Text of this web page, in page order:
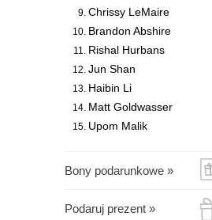
Chrissy LeMaire
Brandon Abshire
Rishal Hurbans
Jun Shan
Haibin Li
Matt Goldwasser
Upom Malik
Bony podarunkowe »
Podaruj prezent »